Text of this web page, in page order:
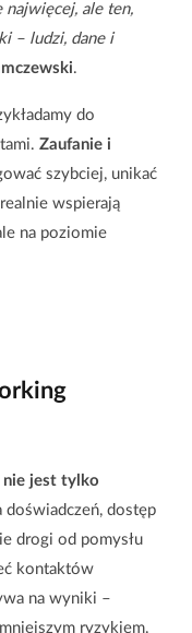
najwięcej, ale ten,
– ludzi, dane i
.
do
Zaufanie i
szybciej, unikać
wspierają
na poziomie
jest tylko
doświadczeń, dostęp
drogi od pomysłu
kontaktów
na wyniki –
ryzykiem.